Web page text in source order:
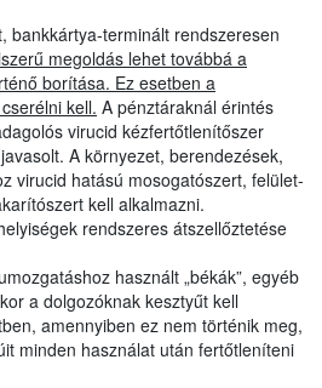
bankkártya-terminált rendszeresen
megoldás lehet továbbá a
borítása. Ez esetben a
kell. A pénztáraknál érintés
virucid kézfertőtlenítőszer
A környezet, berendezések,
virucid hatású mosogatószert, felület-
kell alkalmazni.
rendszeres átszellőztetése
használt „békák”, egyéb
a dolgozóknak kesztyűt kell
amennyiben ez nem történik meg,
minden használat után fertőtleníteni